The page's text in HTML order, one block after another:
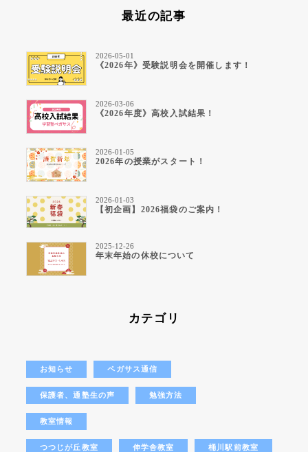
最近の記事
《2026年》受験説明会を開催します！
2026-05-01
《2026年度》高校入試結果！
2026-03-06
2026年の授業がスタート！
2026-01-05
【初企画】2026福袋のご案内！
2026-01-03
年末年始の休校について
2025-12-26
カテゴリ
お知らせ ペガサス通信
保護者、通塾生の声 勉強方法
教室情報
つつじが丘教室 伸学舎教室 桶川駅前教室